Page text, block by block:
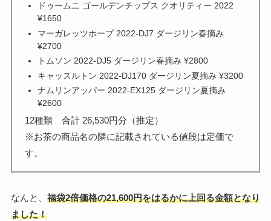
ドゥームニ ゴールデンチップス クオリティー 2022
¥1650
マーガレッツホープ 2022-DJ7 ダージリン春摘み
¥2700
トムソン 2022-DJ5 ダージリン春摘み ¥2800
キャッスルトン 2022-DJ170 ダージリン夏摘み ¥3200
ナムリンアッパー 2022-EX125 ダージリン夏摘み
¥2600
12種類 合計 26,530円分（推定）
※お茶の商品名の隣に記載されている値段は定価で
す。
なんと、 福袋2倍価格の21,600円をはるかに上回る金額となり
ました！